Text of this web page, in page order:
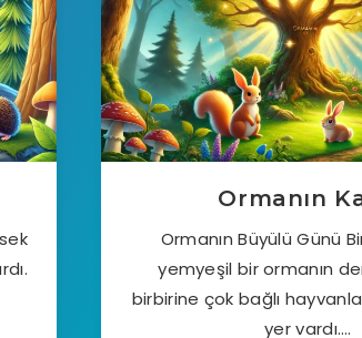
Ormanın
Ormanın Büyülü Günü
yemyeşil bir ormanın
birbirine çok bağlı
yer vardı….